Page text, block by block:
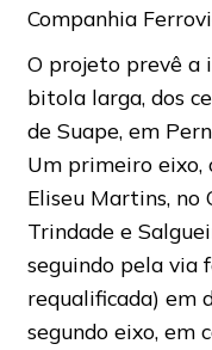
Companhia
O projeto prevê a
bitola larga, dos
de Suape, em
Um primeiro
Eliseu Martins, no
Trindade e
seguindo pela via
requalificada) em
segundo eixo, em